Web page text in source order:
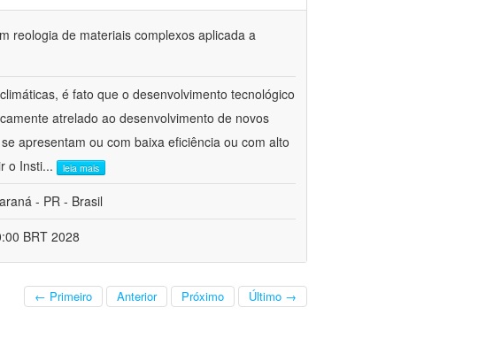
reologia de materiais complexos aplicada a
é fato que o desenvolvimento tecnológico
atrelado ao desenvolvimento de novos
apresentam ou com baixa eficiência ou com alto
o Insti... leia mais
- PR - Brasil
BRT 2028
← Primeiro Anterior Próximo Último →